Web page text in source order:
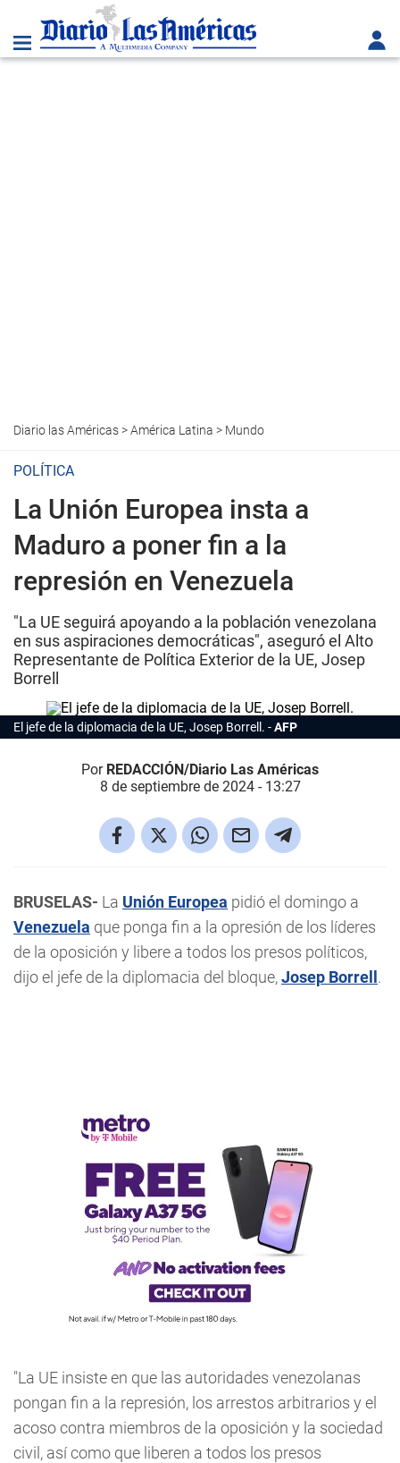
Diario las Américas>América Latina > Mundo
POLÍTICA
La Unión Europea insta a
Maduro a poner fin a la
represión en Venezuela
"La UE seguirá apoyando a la población venezolana
en sus aspiraciones democráticas", aseguró el Alto
Representante de Política Exterior de la UE, Josep
Borrell
El jefe de la diplomacia de la UE, Josep Borrell. AFP
Por REDACCIÓN/Diario Las Américas
8 de septiembre de 2024 - 13:27
BRUSELAS- La Unión Europea pidió el domingo a
Venezuela que ponga fin a la opresión de los líderes
de la oposición y libere a todos los presos políticos,
dijo el jefe de la diplomacia del bloque,Josep Borrell .
"La UE insiste en que las autoridades venezolanas
pongan fin a la represión, los arrestos arbitrarios y el
acoso contra miembros de la oposición y la sociedad
civil, así como que liberen a todos los presos